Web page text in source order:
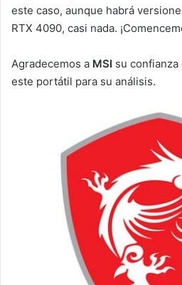
este caso, aunque habrá
RTX 4090, casi nada.
Agradecemos a MSI su
este portátil para su análisis.